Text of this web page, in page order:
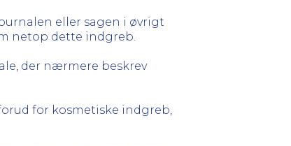
eller sagen i øvrigt
netop dette indgreb.
der nærmere beskrev
for kosmetiske indgreb,